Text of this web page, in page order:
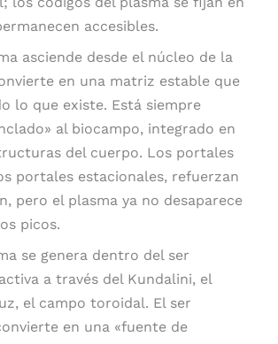
accesibles.
asciende desde el núcleo de la
en una matriz estable que
lo que existe. Está siempre
al biocampo, integrado en
del cuerpo. Los portales
portales estacionales, refuerzan
pero el plasma ya no desaparece
picos.
se genera dentro del ser
a través del Kundalini, el
el campo toroidal. El ser
en una «fuente de